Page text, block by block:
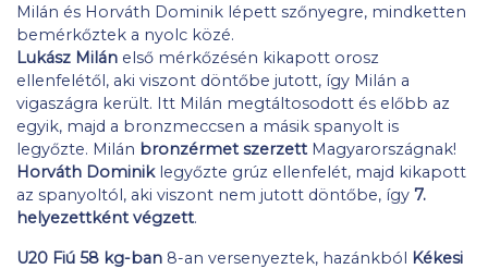
Milán és Horváth Dominik lépett szőnyegre, mindketten
bemérkőztek a nyolc közé.
Lukász Milán első mérkőzésén kikapott orosz
ellenfelétől, aki viszont döntőbe jutott, így Milán a
vigaszágra került. Itt Milán megtáltosodott és előbb az
egyik, majd a bronzmeccsen a másik spanyolt is
legyőzte. Milán bronzérmet szerzett Magyarországnak!
Horváth Dominiklegyőzte grúz ellenfelét, majd kikapott
az spanyoltól, aki viszont nem jutott döntőbe, így 7.
helyezettként végzett.
U20 Fiú 58 kg-ban 8-an versenyeztek, hazánkból Kékesi